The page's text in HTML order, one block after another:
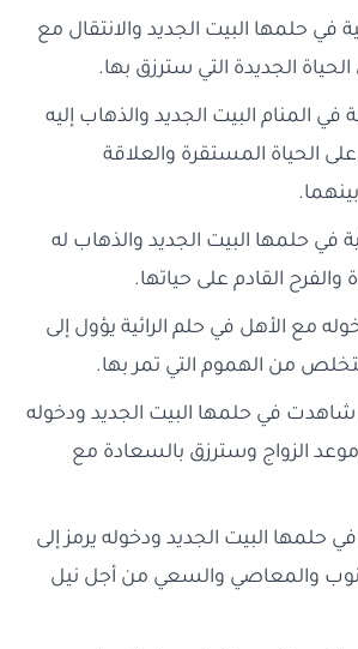
في حلمها البيت الجديد والانتقال مع
الجديدة التي سترزق بها.
المنام البيت الجديد والذهاب إليه
الحياة المستقرة والعلاقة
في حلمها البيت الجديد والذهاب له
القادم على حياتها.
مع الأهل في حلم الرائية يؤول إلى
من الهموم التي تمر بها.
شاهدت في حلمها البيت الجديد ودخوله
الزواج وسترزق بالسعادة مع
حلمها البيت الجديد ودخوله يرمز إلى
والمعاصي والسعي من أجل نيل